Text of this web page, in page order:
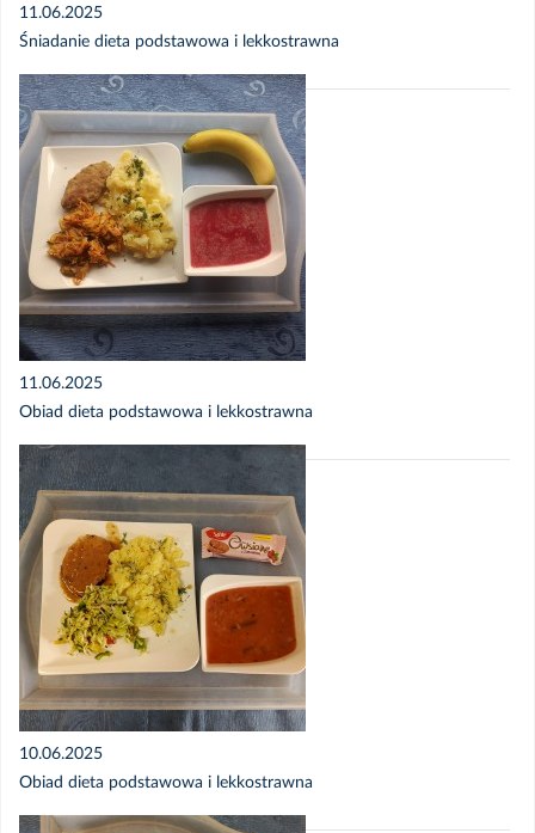
11.06.2025
Śniadanie dieta podstawowa i lekkostrawna
11.06.2025
Obiad dieta podstawowa i lekkostrawna
10.06.2025
Obiad dieta podstawowa i lekkostrawna